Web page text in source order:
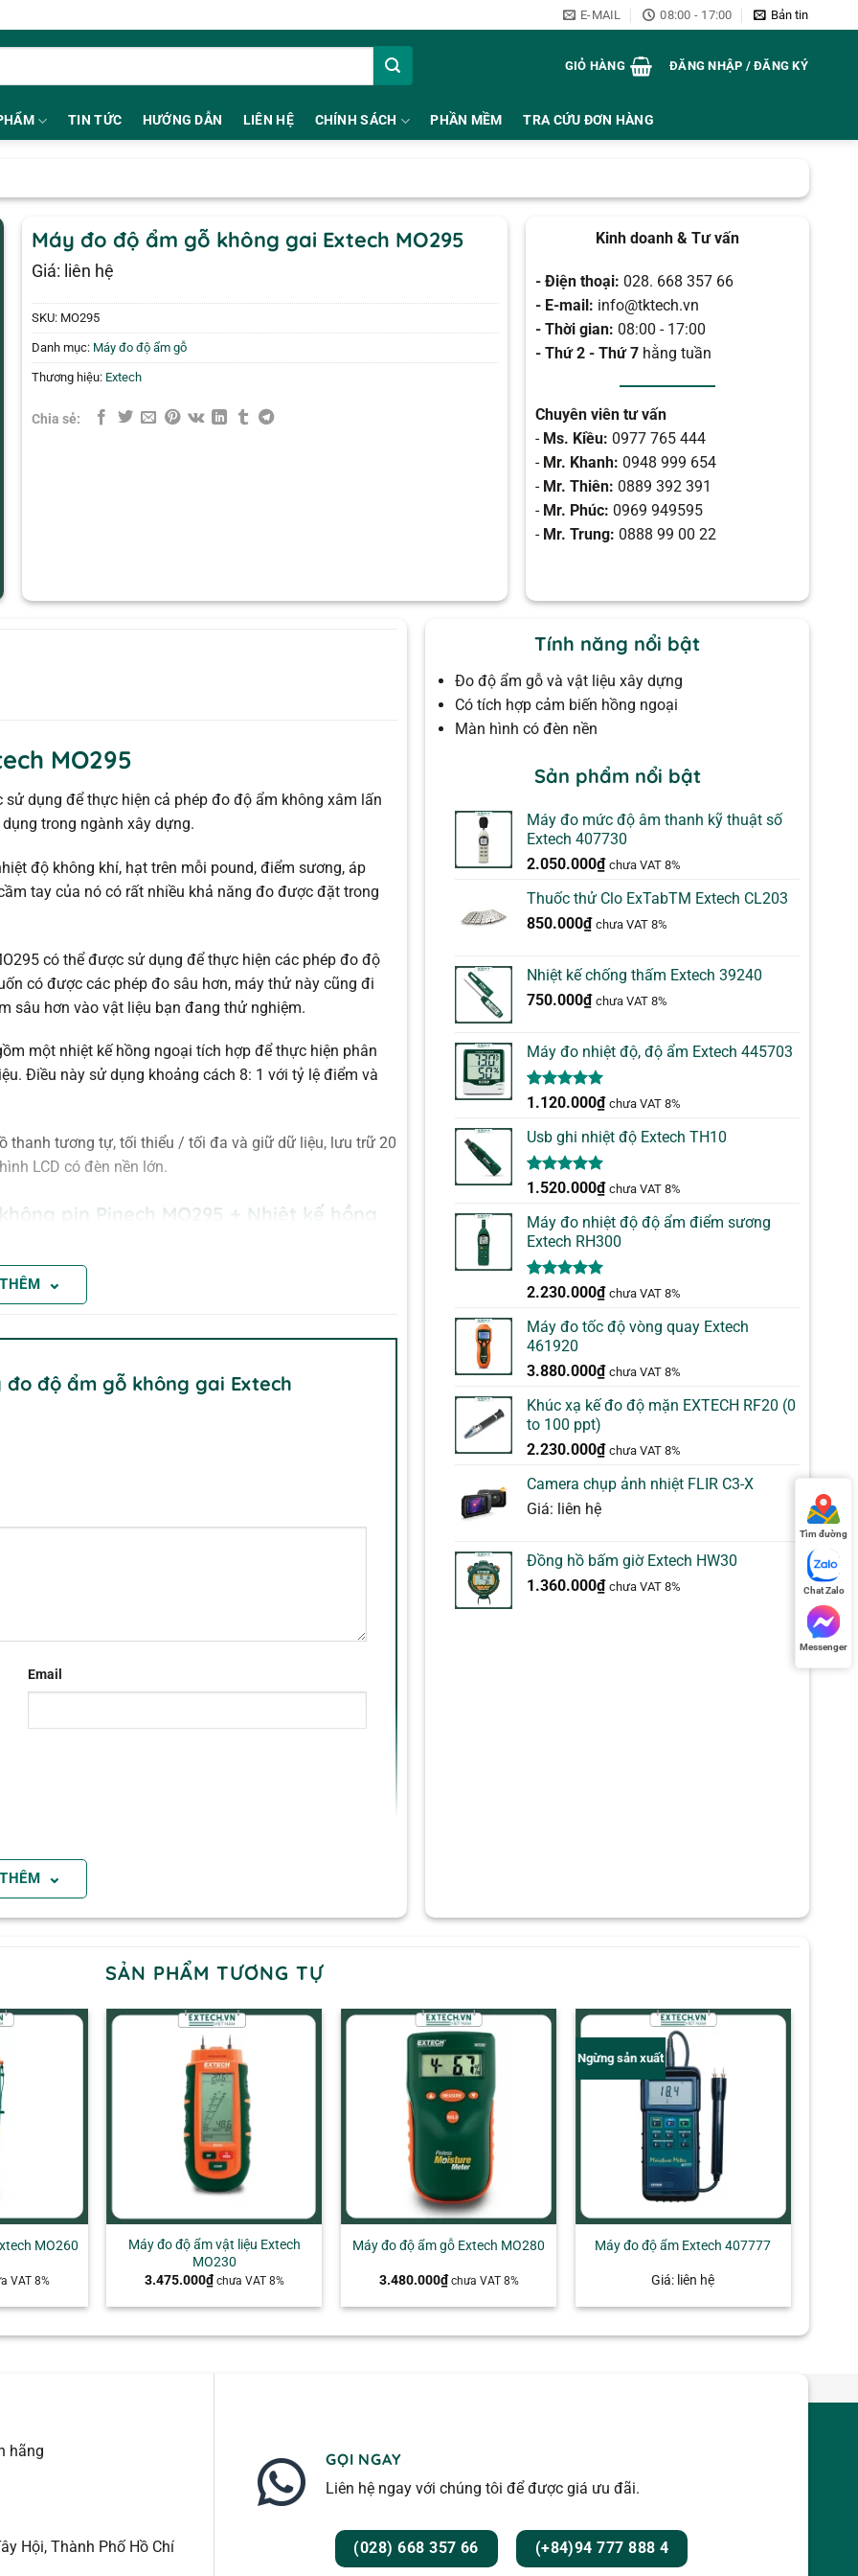
E-MAIL 08:00 - 17:00 Bản tin
GIỎ HÀNG ĐĂNG NHẬP / ĐĂNG KÝ
TIN TỨC HƯỚNG DẪN LIÊN HỆ CHÍNH SÁCH PHẦN MỀM TRA CỨU ĐƠN HÀNG
Máy đo độ ẩm gỗ không gai Extech MO295
Giá: liên hệ
SKU: MO295
Danh mục: Máy đo độ ẩm gỗ
Thương hiệu: Extech
Chia sẻ:
Kinh doanh & Tư vấn
- Điện thoại: 028. 668 357 66
- E-mail: info@tktech.vn
- Thời gian: 08:00 - 17:00
- Thứ 2 - Thứ 7 hằng tuần
Chuyên viên tư vấn
- Ms. Kiều: 0977 765 444
- Mr. Khanh: 0948 999 654
- Mr. Thiên: 0889 392 391
- Mr. Phúc: 0969 949595
- Mr. Trung: 0888 99 00 22
MO295
dụng để thực hiện cả phép đo độ ẩm không xâm lấn
trong ngành xây dựng.
độ không khí, hạt trên mỗi pound, điểm sương, áp
tay của nó có rất nhiều khả năng đo được đặt trong
có thể được sử dụng để thực hiện các phép đo độ
có được các phép đo sâu hơn, máy thử này cũng đi
sâu hơn vào vật liệu bạn đang thử nghiệm.
một nhiệt kế hồng ngoại tích hợp để thực hiện phân
Điều này sử dụng khoảng cách 8: 1 với tỷ lệ điểm và
thanh tương tự, tối thiểu / tối đa và giữ dữ liệu, lưu trữ 20
LCD có đèn nền lớn.
pin Pinech MO295 + Nhiệt kế hồng
hầu như không có thiệt hại bề mặt với cảm biến
được thử nghiệm, Nhiệt độ không khí, Nhiệt độ hồng
tương đối, Nhiệt độ không khí cộng với Hạt trên Pound
⌄
độ ẩm gỗ không gai Extech
Email
⌄
Tính năng nổi bật
Đo độ ẩm gỗ và vật liệu xây dựng
Có tích hợp cảm biến hồng ngoại
Màn hình có đèn nền
Sản phẩm nổi bật
Máy đo mức độ âm thanh kỹ thuật số
Extech 407730
2.050.000₫ chưa VAT 8%
Thuốc thử Clo ExTabTM Extech CL203
850.000₫ chưa VAT 8%
Nhiệt kế chống thấm Extech 39240
750.000₫ chưa VAT 8%
Máy đo nhiệt độ, độ ẩm Extech 445703
5.00trên 5
1
đánh giá
1.120.000₫ chưa VAT 8%
Usb ghi nhiệt độ Extech TH10
5.00trên 5
1
đánh giá
1.520.000₫ chưa VAT 8%
Máy đo nhiệt độ độ ẩm điểm sương
Extech RH300
5.00trên 5
1
đánh giá
2.230.000₫ chưa VAT 8%
Máy đo tốc độ vòng quay Extech
461920
3.880.000₫ chưa VAT 8%
Khúc xạ kế đo độ mặn EXTECH RF20 (0
to 100 ppt)
2.230.000₫ chưa VAT 8%
Camera chụp ảnh nhiệt FLIR C3-X
Giá: liên hệ
Đồng hồ bấm giờ Extech HW30
1.360.000₫ chưa VAT 8%
SẢN PHẨM TƯƠNG TỰ
MO260
VAT 8%
Máy đo độ ẩm vật liệu Extech
MO230
3.475.000₫ chưa VAT 8%
Máy đo độ ẩm gỗ Extech MO280
3.480.000₫ chưa VAT 8%
Ngừng sản xuất
Máy đo độ ẩm Extech 407777
Giá: liên hệ
hãng
Hội, Thành Phố Hồ Chí
GỌI NGAY
Liên hệ ngay với chúng tôi để được giá ưu đãi.
(028) 668 357 66 (+84)94 777 888 4
Tìm đường
Chat Zalo
Messenger